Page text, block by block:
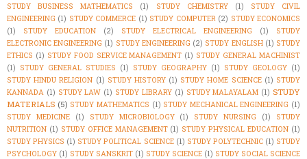
STUDY BUSINESS MATHEMATICS (1) STUDY CHEMISTRY (1)
STUDY CIVIL
ENGINEERING (1) STUDY COMMERCE (1) STUDY COMPUTER (2) STUDY ECONOMICS
(1)
STUDY EDUCATION (2) STUDY ELECTRICAL ENGINEERING (1)
STUDY
ELECTRONIC ENGINEERING (1) STUDY ENGINEERING (2) STUDY ENGLISH (1) STUDY
ETHICS (1) STUDY FOOD SERVICE MANAGEMENT (1) STUDY GENERAL MACHINIST
(1) STUDY GENERAL STUDIES (1) STUDY GEOGRAPHY (1) STUDY GEOLOGY (1)
STUDY HINDU RELIGION (1) STUDY HISTORY (1) STUDY HOME SCIENCE (1) STUDY
KANNADA (1) STUDY LAW (1) STUDY LIBRARY (1) STUDY MALAYALAM (1) STUDY
MATERIALS (5) STUDY MATHEMATICS (1) STUDY MECHANICAL ENGINEERING (1)
STUDY MEDICINE
(1) STUDY MICROBIOLOGY (1) STUDY NURSING (1)
STUDY
NUTRITION (1) STUDY OFFICE MANAGEMENT (1) STUDY PHYSICAL EDUCATION (1)
STUDY PHYSICS (1) STUDY POLITICAL SCIENCE (1) STUDY POLYTECHNIC (1) STUDY
PSYCHOLOGY (1) STUDY SANSKRIT (1) STUDY SCIENCE (1) STUDY SOCIAL SCIENCE